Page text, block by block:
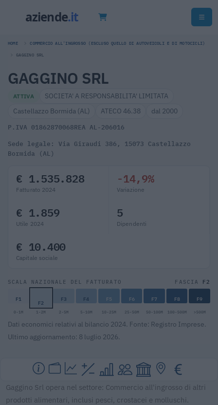
HOME COMMERCIO ALL'INGROSSO (ESCLUSO QUELLO DI AUTOVEICOLI E DI MOTOCICLI)
GAGGINO SRL
GAGGINO SRL
ATTIVA
SOCIETA' A RESPONSABILITA' LIMITATA
Castellazzo Bormida (AL)
ATECO 46.38 dal 2000
P.IVA 01862870068REA AL-206016
Sede legale: Via Giraudi 386, 15073 Castellazzo
Bormida (AL)
€ 1.535.828
Fatturato 2024
-14,9%
Variazione
€ 1.859
Utile 2024
5
Dipendenti
€ 10.400
Capitale sociale
SCALA NAZIONALE DEL FATTURATO FASCIA F2
F1 F2 F3 F4 F5 F6 F7 F8 F9
0-1M 1-2M 2-5M 5-10M 10-25M 25-50M 50-100M 100-500M >500M
Dati economici relativi al bilancio 2024. Fonte: Registro Imprese.
Ultimo aggiornamento: 8 luglio 2026.
Gaggino Srl opera nel settore: Commercio all'ingrosso di altri
prodotti alimentari, inclusi pesci, crostacei e molluschi.